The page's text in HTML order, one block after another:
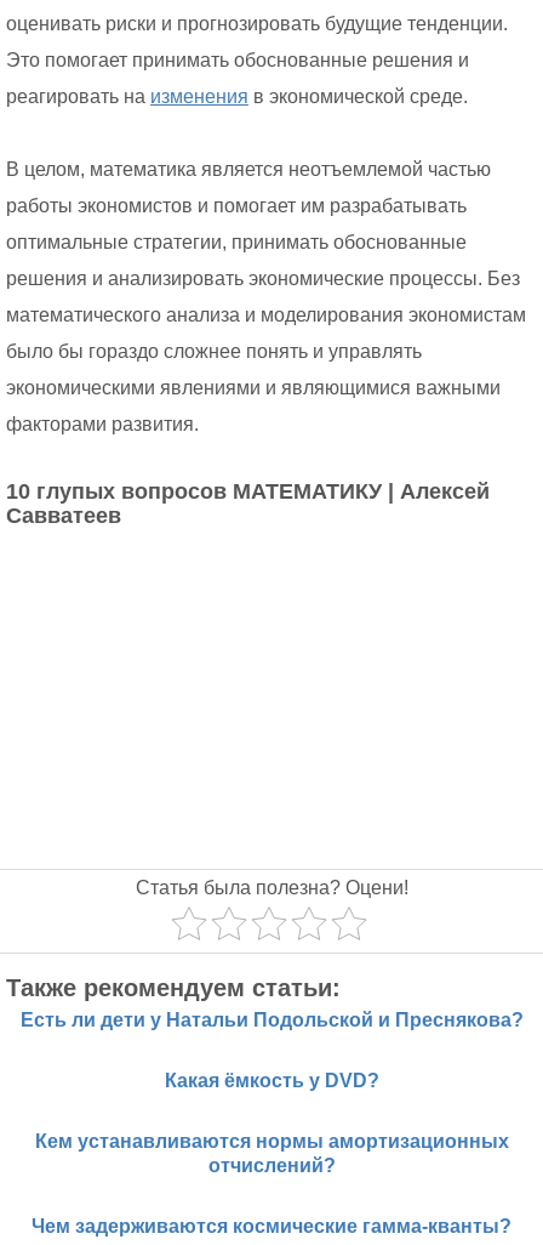
оценивать риски и прогнозировать будущие тенденции.
Это помогает принимать обоснованные решения и
реагировать на изменения в экономической среде.
В целом, математика является неотъемлемой частью
работы экономистов и помогает им разрабатывать
оптимальные стратегии, принимать обоснованные
решения и анализировать экономические процессы. Без
математического анализа и моделирования экономистам
было бы гораздо сложнее понять и управлять
экономическими явлениями и являющимися важными
факторами развития.
10 глупых вопросов МАТЕМАТИКУ | Алексей
Савватеев
Статья была полезна? Оцени!
Также рекомендуем статьи:
Есть ли дети у Натальи Подольской и Преснякова?
Какая ёмкость у DVD?
Кем устанавливаются нормы амортизационных
отчислений?
Чем задерживаются космические гамма-кванты?